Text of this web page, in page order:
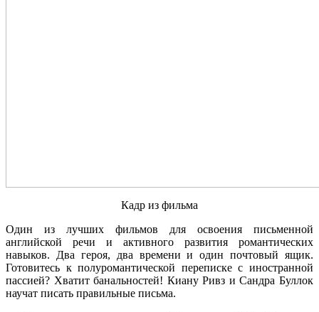
Кадр из фильма
Один из лучших фильмов для освоения письменной
английской речи и активного развития романтических
навыков. Два героя, два времени и один почтовый ящик.
Готовитесь к полуромантической переписке с иностранной
пассией? Хватит банальностей! Киану Ривз и Сандра Буллок
научат писать правильные письма.